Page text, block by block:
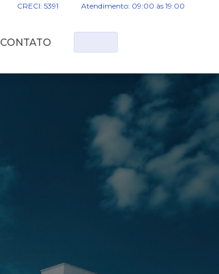
CRECI: 5391 Atendimento: 09:00 às 19:00
CONTATO